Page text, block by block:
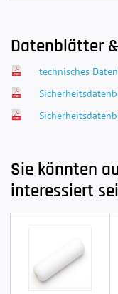
Datenblätter
technisches
Sie könnten
interessiert